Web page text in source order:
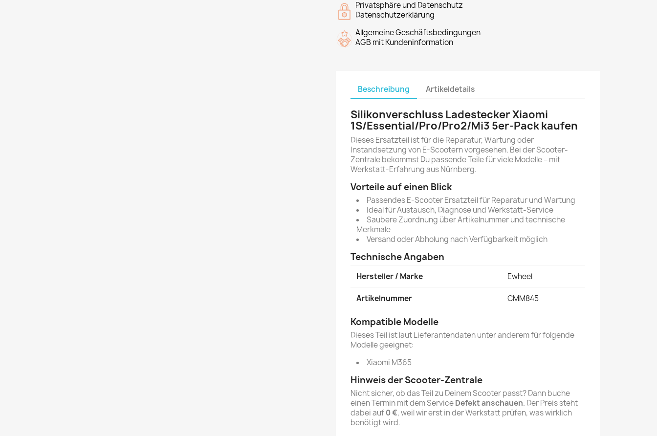
Privatsphäre und Datenschutz
Datenschutzerklärung
Allgemeine Geschäftsbedingungen
AGB mit Kundeninformation
Beschreibung Artikeldetails
Silikonverschluss Ladestecker Xiaomi
1S/Essential/Pro/Pro2/Mi3 5er-Pack kaufen
Dieses Ersatzteil ist für die Reparatur, Wartung oder
Instandsetzung von E-Scootern vorgesehen. Bei der Scooter-
Zentrale bekommst Du passende Teile für viele Modelle – mit
Werkstatt-Erfahrung aus Nürnberg.
Vorteile auf einen Blick
Passendes E-Scooter Ersatzteil für Reparatur und Wartung
Ideal für Austausch, Diagnose und Werkstatt-Service
Saubere Zuordnung über Artikelnummer und technische
Merkmale
Versand oder Abholung nach Verfügbarkeit möglich
Technische Angaben
Hersteller / Marke Ewheel
Artikelnummer CMM845
Kompatible Modelle
Dieses Teil ist laut Lieferantendaten unter anderem für folgende
Modelle geeignet:
Xiaomi M365
Hinweis der Scooter-Zentrale
Nicht sicher, ob das Teil zu Deinem Scooter passt? Dann buche
einen Termin mit dem ServiceDefekt anschauen. Der Preis steht
dabei auf0 €, weil wir erst in der Werkstatt prüfen, was wirklich
benötigt wird.